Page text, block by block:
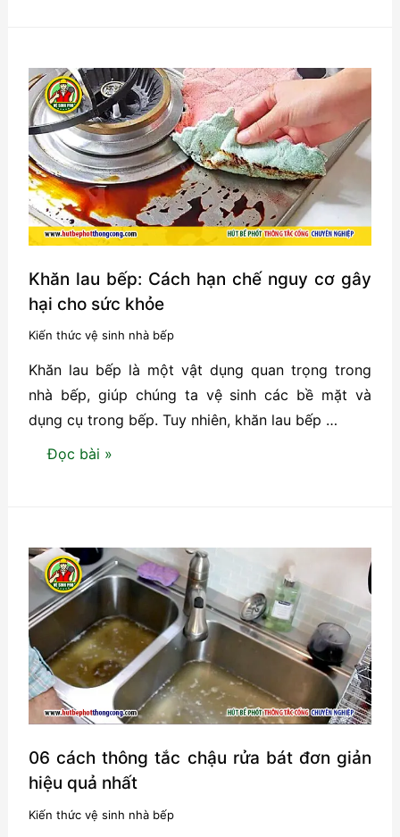
nhà
bếp
của
bạn
sạch
sẽ
và
không
bị
tắc
Khăn lau bếp: Cách hạn chế nguy cơ gây
hại cho sức khỏe
Kiến thức vệ sinh nhà bếp
Khăn lau bếp là một vật dụng quan trọng trong
nhà bếp, giúp chúng ta vệ sinh các bề mặt và
dụng cụ trong bếp. Tuy nhiên, khăn lau bếp …
Khăn
hạn
chế
nguy
gây
hại
cho
sức
khỏe
Đọc bài »
06 cách thông tắc chậu rửa bát đơn giản
hiệu quả nhất
Kiến thức vệ sinh nhà bếp